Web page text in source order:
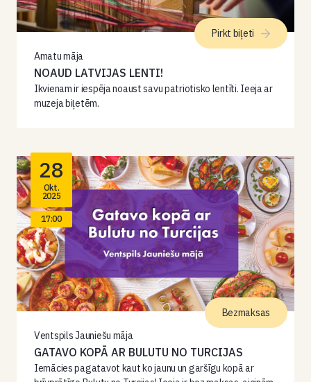
Amatu māja
NOAUD LATVIJAS LENTI!
Ikvienam ir iespēja noaust savu patriotisko lentīti. Ieeja ar
muzeja biļetēm.
Pirkt biļeti
28
Okt.
2025
17:00
Ventspils Jauniešu māja
GATAVO KOPĀ AR BULUTU NO TURCIJAS
Iemācies pagatavot kaut ko jaunu un garšīgu kopā ar
Bezmaksas